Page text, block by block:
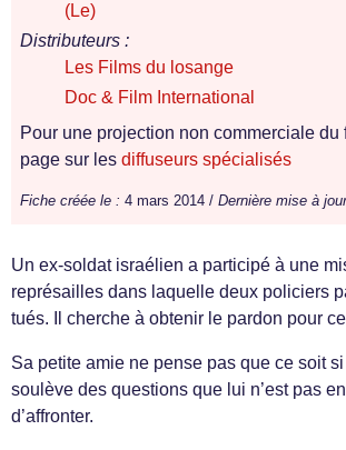
(Le)
Distributeurs :
Les Films du losange
Doc & Film International
Pour une projection non commerciale du
page sur les diffuseurs spécialisés
Fiche créée le : 4 mars 2014 / Dernière mise à
Un ex-soldat israélien a participé à une
représailles dans laquelle deux policiers
tués. Il cherche à obtenir le pardon pour ce
Sa petite amie ne pense pas que ce soit
soulève des questions que lui n’est pas
d’affronter.